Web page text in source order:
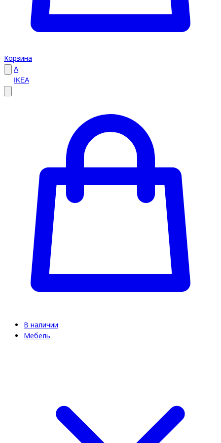
Корзина
A
IKEA
В наличии
Мебель